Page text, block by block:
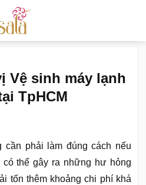
Vệ sinh máy lạnh
TpHCM
cần phải làm đúng cách nếu
thể gây ra những hư hỏng
tốn thêm khoảng chi phí khá